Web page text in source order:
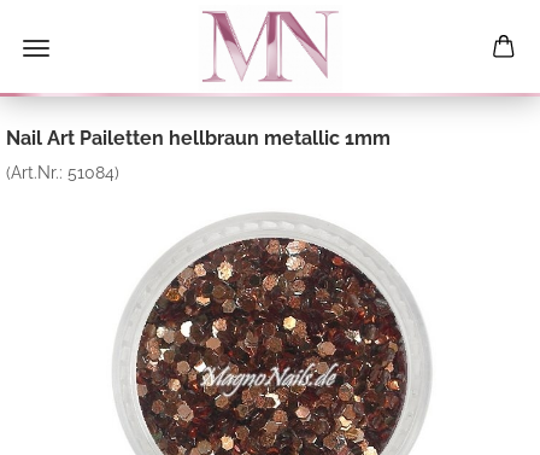
Nail Art Pailetten hellbraun metallic 1mm
(Art.Nr.: 51084)